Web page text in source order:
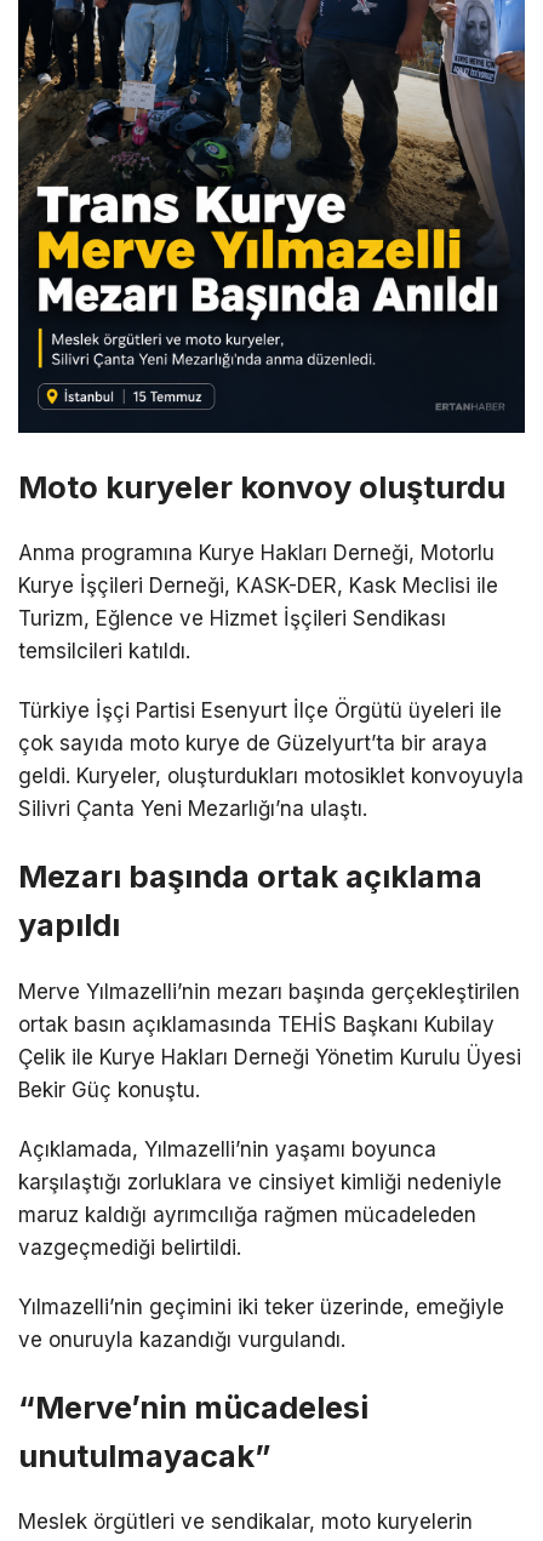
Moto kuryeler konvoy oluşturdu
Anma programına Kurye Hakları Derneği, Motorlu
Kurye İşçileri Derneği, KASK-DER, Kask Meclisi ile
Turizm, Eğlence ve Hizmet İşçileri Sendikası
temsilcileri katıldı.
Türkiye İşçi Partisi Esenyurt İlçe Örgütü üyeleri ile
çok sayıda moto kurye de Güzelyurt’ta bir araya
geldi. Kuryeler, oluşturdukları motosiklet konvoyuyla
Silivri Çanta Yeni Mezarlığı’na ulaştı.
Mezarı başında ortak açıklama
yapıldı
Merve Yılmazelli’nin mezarı başında gerçekleştirilen
ortak basın açıklamasında TEHİS Başkanı Kubilay
Çelik ile Kurye Hakları Derneği Yönetim Kurulu Üyesi
Bekir Güç konuştu.
Açıklamada, Yılmazelli’nin yaşamı boyunca
karşılaştığı zorluklara ve cinsiyet kimliği nedeniyle
maruz kaldığı ayrımcılığa rağmen mücadeleden
vazgeçmediği belirtildi.
Yılmazelli’nin geçimini iki teker üzerinde, emeğiyle
ve onuruyla kazandığı vurgulandı.
“Merve’nin mücadelesi
unutulmayacak”
Meslek örgütleri ve sendikalar, moto kuryelerin